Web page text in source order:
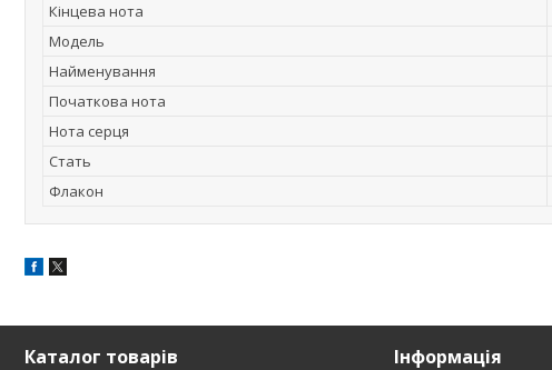
Кінцева нота
Мoдель
Найменування
Початкова нота
Нота серця
Стать
Флакон
Каталог товарів Інформація